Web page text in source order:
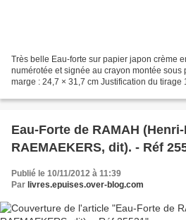
Très belle Eau-forte sur papier japon crème
numérotée et signée au crayon montée sous
marge : 24,7 × 31,7 cm Justification du
Eau-Forte de RAMAH
RAEMAEKERS, dit). - Réf
Publié le 10/11/2012 à 11:39
Par livres.epuises.over-blog.com